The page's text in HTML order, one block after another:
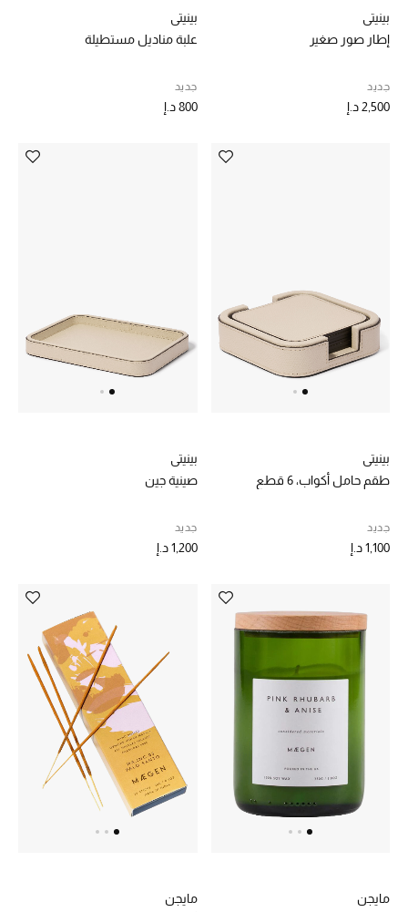
بينيتي
إطار صور صغير
جديد
2,500 د.إ
بينيتي
علبة مناديل مستطيلة
جديد
800 د.إ
بينيتي
طقم حامل أكواب، 6 قطع
جديد
1,100 د.إ
بينيتي
صينية جين
جديد
1,200 د.إ
مايجن
مايجن